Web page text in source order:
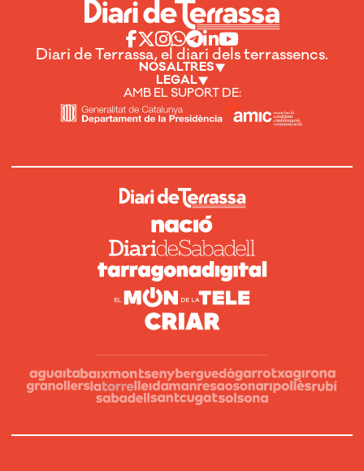
Diari de Terrassa, el diari dels terrassencs.
NOSALTRES
LEGAL
AMB EL SUPORT DE: